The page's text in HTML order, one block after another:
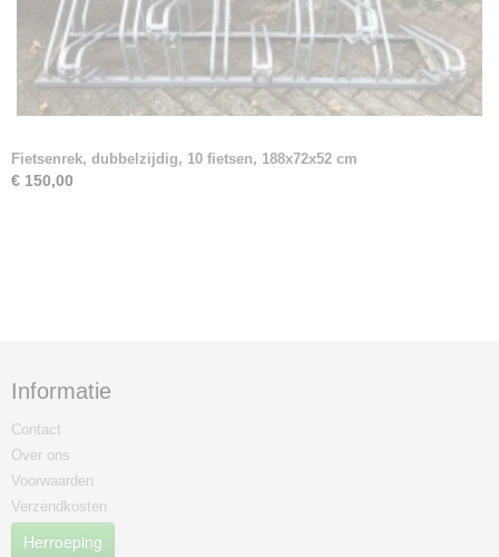
Fietsenrek, dubbelzijdig, 10 fietsen, 188x72x52 cm
€ 150,00
Informatie
Contact
Over ons
Voorwaarden
Verzendkosten
Herroeping